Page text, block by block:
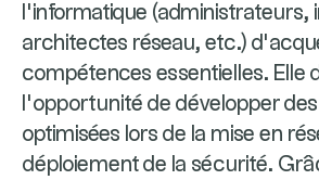
l’informatique (administrateurs,
architectes réseau, etc.)
compétences essentielles. Elle
l’opportunité de développer
optimisées lors de la mise en
déploiement de la sécurité.